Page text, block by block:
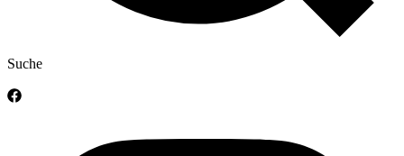
Suche